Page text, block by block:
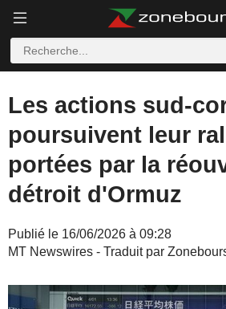
Les actions sud-
poursuivent leur
portées par la
détroit d'Ormuz
Publié le 16/06/2026 à 09:28
MT Newswires - Traduit par